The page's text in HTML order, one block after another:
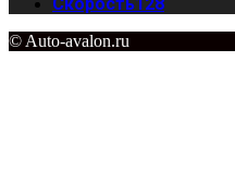
© Auto-avalon.ru